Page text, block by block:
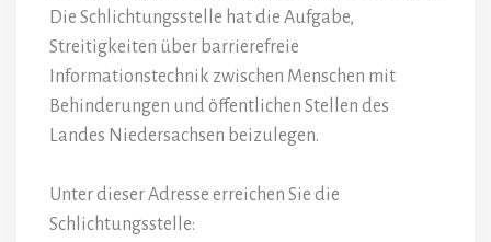
Die Schlichtungsstelle hat die Aufgabe,
Streitigkeiten über barrierefreie
Informationstechnik zwischen Menschen mit
Behinderungen und öffentlichen Stellen des
Landes Niedersachsen beizulegen.
Unter dieser Adresse erreichen Sie die
Schlichtungsstelle: